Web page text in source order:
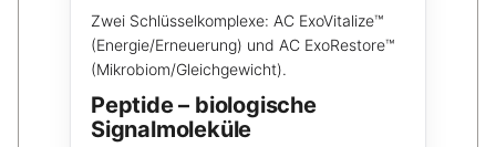
Zwei Schlüsselkomplexe: AC ExoVitalize™
(Energie/Erneuerung) und AC ExoRestore™
(Mikrobiom/Gleichgewicht).
Peptide – biologische
Signalmoleküle